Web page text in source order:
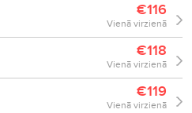
€116
Vienā virzienā
€118
Vienā virzienā
€119
Vienā virzienā